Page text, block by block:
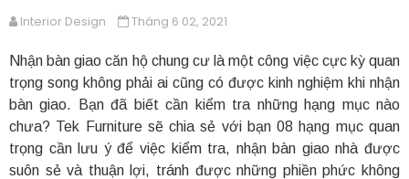
Interior Design Tháng 6 02, 2021
Nhận bàn giao căn hộ chung cư là một công việc cực kỳ quan
trọng song không phải ai cũng có được kinh nghiệm khi nhận
bàn giao. Bạn đã biết cần kiểm tra những hạng mục nào
chưa? Tek Furniture sẽ chia sẻ với bạn 08 hạng mục quan
trọng cần lưu ý để việc kiểm tra, nhận bàn giao nhà được
suôn sẻ và thuận lợi, tránh được những phiền phức không